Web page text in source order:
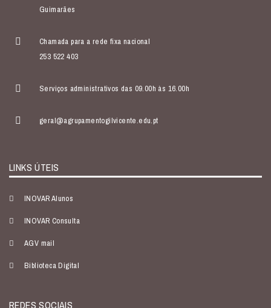
Guimarães
Chamada para a rede fixa nacional
253 522 403
Serviços administrativos das 09.00h às 16.00h
geral@agrupamentogilvicente.edu.pt
LINKS ÚTEIS
INOVAR Alunos
INOVAR Consulta
AGV mail
Biblioteca Digital
REDES SOCIAIS